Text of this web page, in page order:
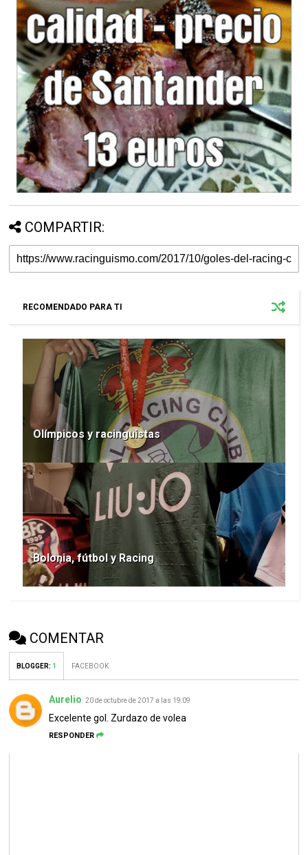
COMPARTIR:
RECOMENDADO PARA TI
Olímpicos y racinguistas
Bolonia, fútbol y Racing
COMENTAR
BLOGGER: 1 FACEBOOK
Aurelio 20 de octubre de 2017 a las 19:09
Excelente gol. Zurdazo de volea
RESPONDER